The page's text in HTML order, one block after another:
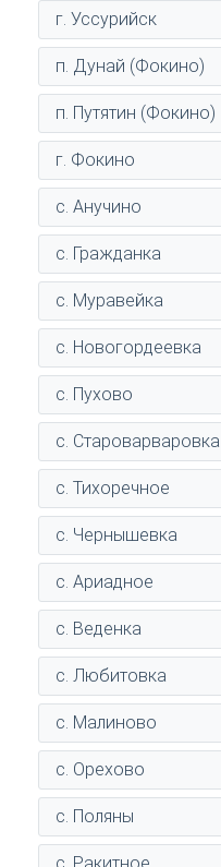
г. Уссурийск
п. Дунай (Фокино)
п. Путятин (Фокино)
г. Фокино
с. Анучино
с. Гражданка
с. Муравейка
с. Новогордеевка
с. Пухово
с. Староварваровка
с. Тихоречное
с. Чернышевка
с. Ариадное
с. Веденка
с. Любитовка
с. Малиново
с. Орехово
с. Поляны